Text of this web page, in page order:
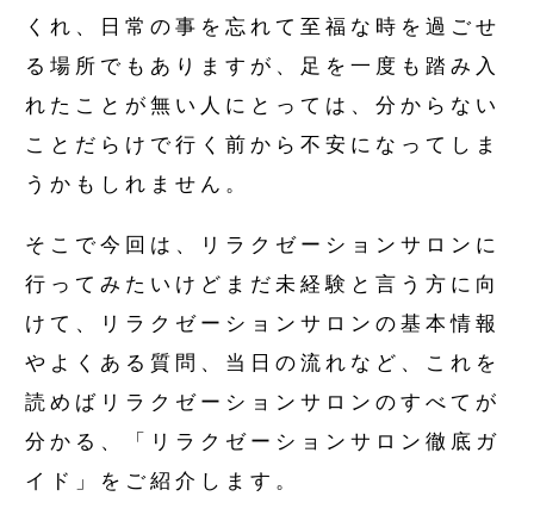
くれ、日常の事を忘れて至福な時を過ごせ
る場所でもありますが、足を一度も踏み入
れたことが無い人にとっては、分からない
ことだらけで行く前から不安になってしま
うかもしれません。
そこで今回は、リラクゼーションサロンに
行ってみたいけどまだ未経験と言う方に向
けて、リラクゼーションサロンの基本情報
やよくある質問、当日の流れなど、これを
読めばリラクゼーションサロンのすべてが
分かる、「リラクゼーションサロン徹底ガ
イド」をご紹介します。